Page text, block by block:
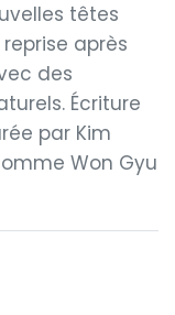
têtes
après
des
Écriture
par Kim
Won Gyu